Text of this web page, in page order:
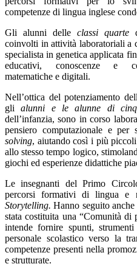
competenze di lingua inglese
Gli alunni delle classi quarte
coinvolti in attività laboratoriali a
specialista in genetica applicata
educativi, conoscenze e
matematiche e digitali.
Nell’ottica del potenziamento
glialunni e le alunne di
dell’infanzia, sono in corso
pensiero computazionale e per
solving, aiutando così i più
allo stesso tempo logico,
giochi ed esperienze didattiche
Le insegnanti del Primo
percorsi formativi di lingua e
Storytelling.Hanno seguito
stata costituita una “Comunità di
intende fornire spunti,
personale scolastico verso la
competenze presenti nella
e strutturate.